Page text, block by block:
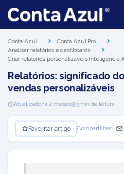
Conta Azul
Conta Azul Pro
Analisar relatórios e dashboards
Criar relatórios personalizáveis Inteligência
Relatórios: significado
vendas personalizáveis
Atualizadohá 2 meses 3min de leitura
Favoritar artigo Compartilhar: